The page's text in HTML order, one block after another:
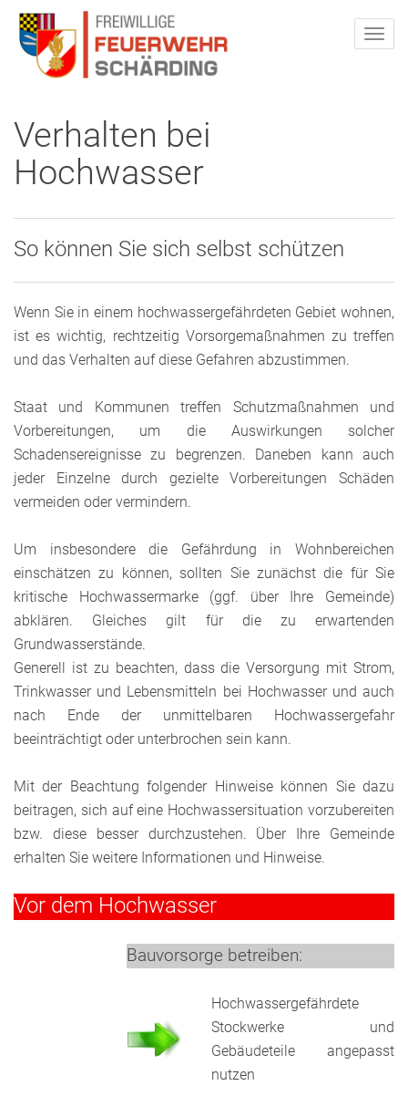
Verhalten bei
Hochwasser
So können Sie sich selbst schützen
Wenn Sie in einem hochwassergefährdeten Gebiet wohnen,
ist es wichtig, rechtzeitig Vorsorgemaßnahmen zu treffen
und das Verhalten auf diese Gefahren abzustimmen.
Staat und Kommunen treffen Schutzmaßnahmen und
Vorbereitungen, um die Auswirkungen solcher
Schadensereignisse zu begrenzen. Daneben kann auch
jeder Einzelne durch gezielte Vorbereitungen Schäden
vermeiden oder vermindern.
Um insbesondere die Gefährdung in Wohnbereichen
einschätzen zu können, sollten Sie zunächst die für Sie
kritische Hochwassermarke (ggf. über Ihre Gemeinde)
abklären. Gleiches gilt für die zu erwartenden
Grundwasserstände.
Generell ist zu beachten, dass die Versorgung mit Strom,
Trinkwasser und Lebensmitteln bei Hochwasser und auch
nach Ende der unmittelbaren Hochwassergefahr
beeinträchtigt oder unterbrochen sein kann.
Mit der Beachtung folgender Hinweise können Sie dazu
beitragen, sich auf eine Hochwassersituation vorzubereiten
bzw. diese besser durchzustehen. Über Ihre Gemeinde
erhalten Sie weitere Informationen und Hinweise.
Vor dem Hochwasser
Bauvorsorge betreiben:
Hochwassergefährdete
Stockwerke und
Gebäudeteile angepasst
nutzen